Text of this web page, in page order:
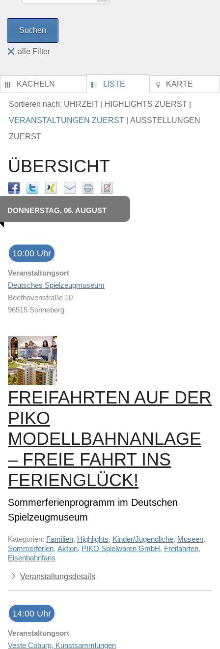
alle Filter
KACHELN LISTE KARTE
Sortieren nach: UHRZEIT HIGHLIGHTS ZUERST
VERANSTALTUNGEN ZUERST
AUSSTELLUNGEN
ZUERST
ÜBERSICHT
DONNERSTAG, 06. AUGUST
10:00 Uhr
Veranstaltungsort
Deutsches Spielzeugmuseum
Beethovenstraße 10
96515 Sonneberg
FREIFAHRTEN AUF DER
PIKO
MODELLBAHNANLAGE
– FREIE FAHRT INS
FERIENGLÜCK!
Sommerferienprogramm im Deutschen
Spielzeugmuseum
Kategorien: Familien, Highlights, Kinder/Jugendliche, Museen,
Sommerferien, Aktion, PIKO Spielwaren GmbH, Freifahrten,
Eisenbahnfans
Veranstaltungsdetails
14:00 Uhr
Veranstaltungsort
Veste Coburg, Kunstsammlungen